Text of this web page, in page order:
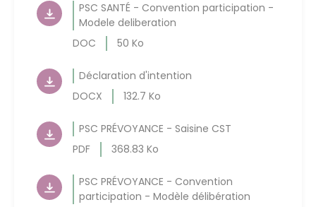
PSC SANTÉ - Convention participation -
Modele deliberation
DOC
50 Ko
Déclaration d'intention
DOCX
132.7 Ko
PSC PRÉVOYANCE - Saisine CST
PDF
368.83 Ko
PSC PRÉVOYANCE - Convention
participation - Modèle délibération